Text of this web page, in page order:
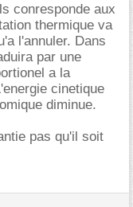
conresponde aux
thermique va
l'annuler. Dans
par une
a la
cinetique
diminue.
pas qu'il soit